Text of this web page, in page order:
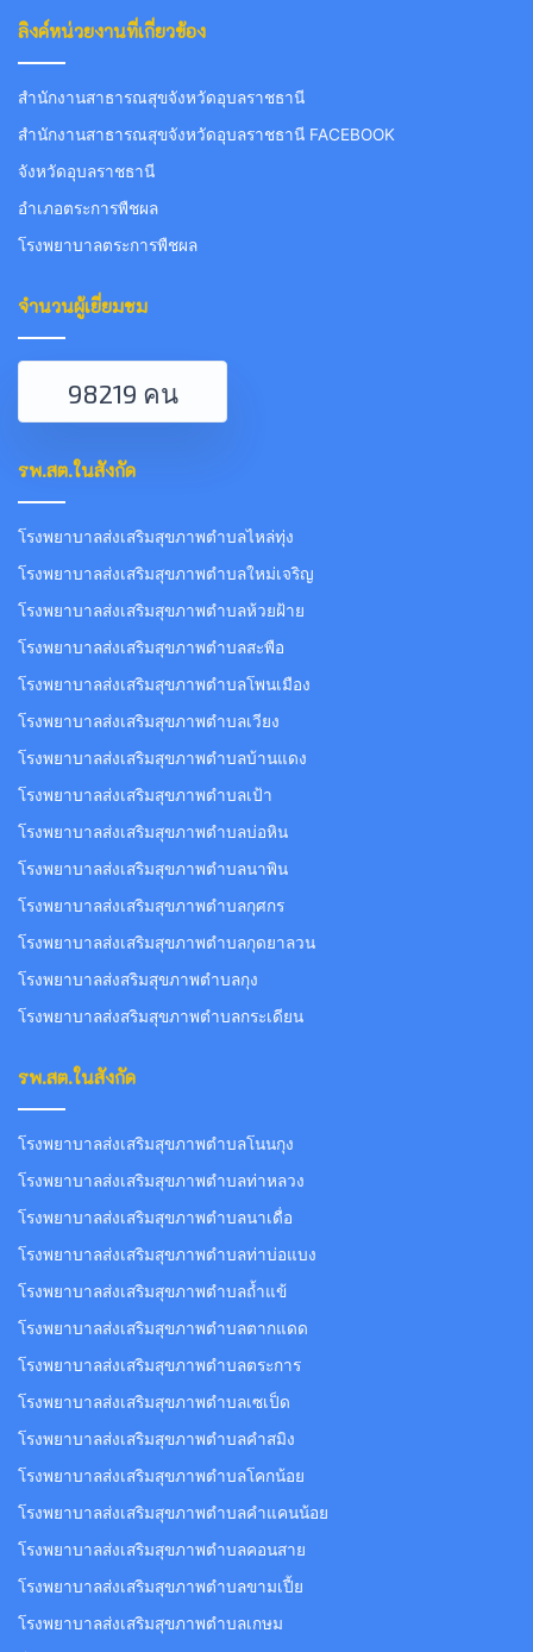
ลิงค์หน่วยงานที่เกี่ยวข้อง
สำนักงานสาธารณสุขจังหวัดอุบลราชธานี
สำนักงานสาธารณสุขจังหวัดอุบลราชธานี FACEBOOK
จังหวัดอุบลราชธานี
อำเภอตระการพืชผล
โรงพยาบาลตระการพืชผล
จำนวนผู้เยี่ยมชม
98219 คน
รพ.สต.ในสังกัด
โรงพยาบาลส่งเสริมสุขภาพตำบลไหล่ทุ่ง
โรงพยาบาลส่งเสริมสุขภาพตำบลใหม่เจริญ
โรงพยาบาลส่งเสริมสุขภาพตำบลห้วยฝ้าย
โรงพยาบาลส่งเสริมสุขภาพตำบลสะพือ
โรงพยาบาลส่งเสริมสุขภาพตำบลโพนเมือง
โรงพยาบาลส่งเสริมสุขภาพตำบลเวียง
โรงพยาบาลส่งเสริมสุขภาพตำบลบ้านแดง
โรงพยาบาลส่งเสริมสุขภาพตำบลเป้า
โรงพยาบาลส่งเสริมสุขภาพตำบลบ่อหิน
โรงพยาบาลส่งเสริมสุขภาพตำบลนาพิน
โรงพยาบาลส่งเสริมสุขภาพตำบลกุศกร
โรงพยาบาลส่งเสริมสุขภาพตำบลกุดยาลวน
โรงพยาบาลส่งสริมสุขภาพตำบลกุง
โรงพยาบาลส่งสริมสุขภาพตำบลกระเดียน
รพ.สต.ในสังกัด
โรงพยาบาลส่งเสริมสุขภาพตำบลโนนกุง
โรงพยาบาลส่งเสริมสุขภาพตำบลท่าหลวง
โรงพยาบาลส่งเสริมสุขภาพตำบลนาเดื่อ
โรงพยาบาลส่งเสริมสุขภาพตำบลท่าบ่อแบง
โรงพยาบาลส่งเสริมสุขภาพตำบลถ้ำแข้
โรงพยาบาลส่งเสริมสุขภาพตำบลตากแดด
โรงพยาบาลส่งเสริมสุขภาพตำบลตระการ
โรงพยาบาลส่งเสริมสุขภาพตำบลเซเป็ด
โรงพยาบาลส่งเสริมสุขภาพตำบลคำสมิง
โรงพยาบาลส่งเสริมสุขภาพตำบลโคกน้อย
โรงพยาบาลส่งเสริมสุขภาพตำบลคำแคนน้อย
โรงพยาบาลส่งเสริมสุขภาพตำบลคอนสาย
โรงพยาบาลส่งเสริมสุขภาพตำบลขามเปี้ย
โรงพยาบาลส่งเสริมสุขภาพตำบลเกษม